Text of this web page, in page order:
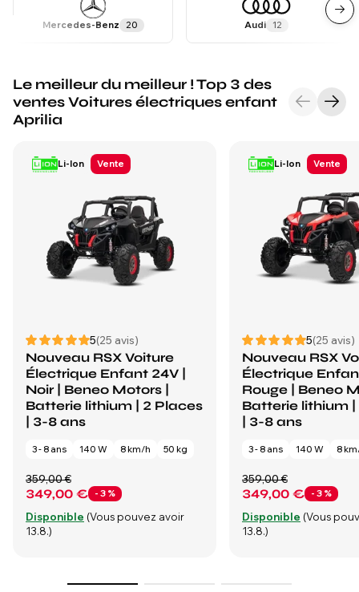
Mercedes-Benz 20 Audi 12
Le meilleur du meilleur ! Top 3 des
ventes Voitures électriques enfant
Aprilia
Li-Ion Vente
5(25 avis)
Nouveau RSX Voiture
Électrique Enfant 24V |
Noir | Beneo Motors |
Batterie lithium | 2 Places
| 3-8 ans
3 - 8 ans 140 W 8 km/h 50 kg
349,00 € - 3 %
359,00 €
Disponible (Vous pouvez avoir
13.8.)
Li-Ion Vente
5(25 avis)
Nouveau RSX
Électrique
Rouge | Beneo
Batterie lithium |
| 3-8 ans
3 - 8 ans 140 W 8
349,00 € - 3 %
359,00 €
Disponible (Vous
13.8.)